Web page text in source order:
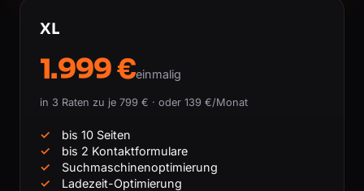
XL
1.999 €einmalig
in 3 Raten zu je 799 € · oder 139 €/Monat
bis 10 Seiten
bis 2 Kontaktformulare
Suchmaschinenoptimierung
Ladezeit-Optimierung